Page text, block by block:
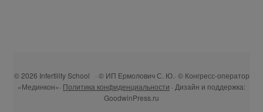
© 2026 Infertility School · © ИП Ермолович С. Ю.· © Конгресс-оператор
«Мединкон»· Политика конфиденциальности · Дизайн и поддержка:
GoodwinPress.ru